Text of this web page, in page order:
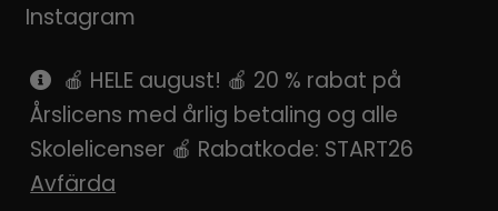
Instagram
Pinterest
SnapChat
🍎 HELE august! 🍎 20 % rabat på
Årslicens med årlig betaling og alle
Skolelicenser 🍎 Rabatkode: START26
Avfärda